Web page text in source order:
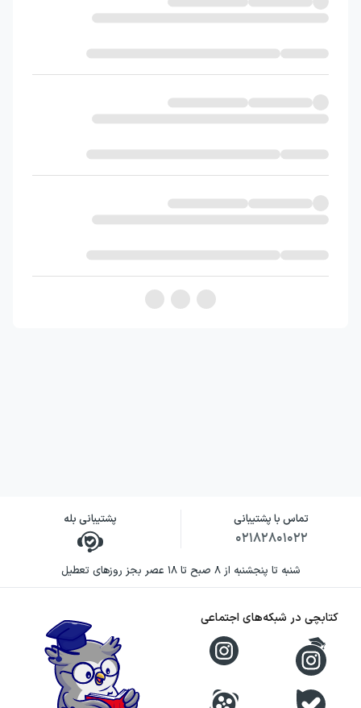
تماس با پشتیبانی
۰۲۱۸۲۸۰۱۰۲۲
پشتیبانی بله
شنبه تا پنجشنبه از ۸ صبح تا ۱۸ عصر بجز روزهای تعطیل
کتابچی در شبکه‌های اجتماعی